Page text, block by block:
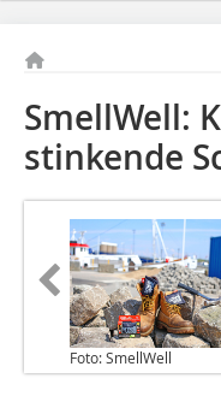
SmellWell:
stinkende
Foto: SmellWell